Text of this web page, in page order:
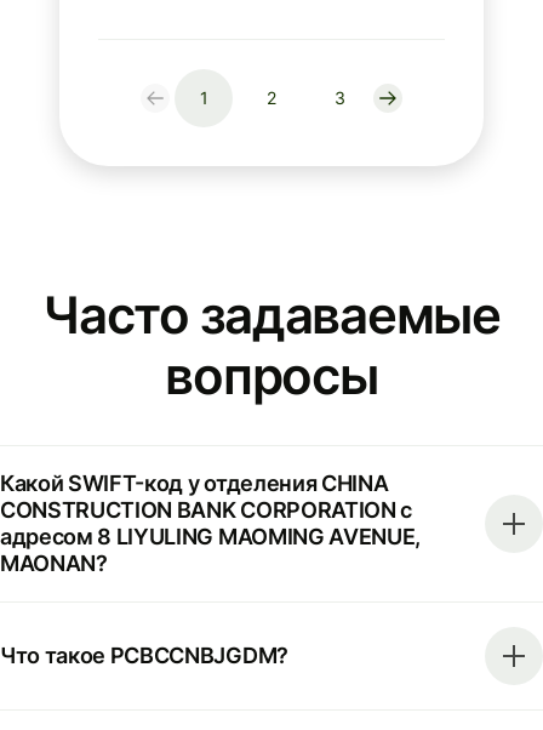
1 2 3
Часто задаваемые
вопросы
Какой SWIFT-код у отделения CHINA
CONSTRUCTION BANK CORPORATION с
адресом 8 LIYULING MAOMING AVENUE,
MAONAN?
Что такое PCBCCNBJGDM?